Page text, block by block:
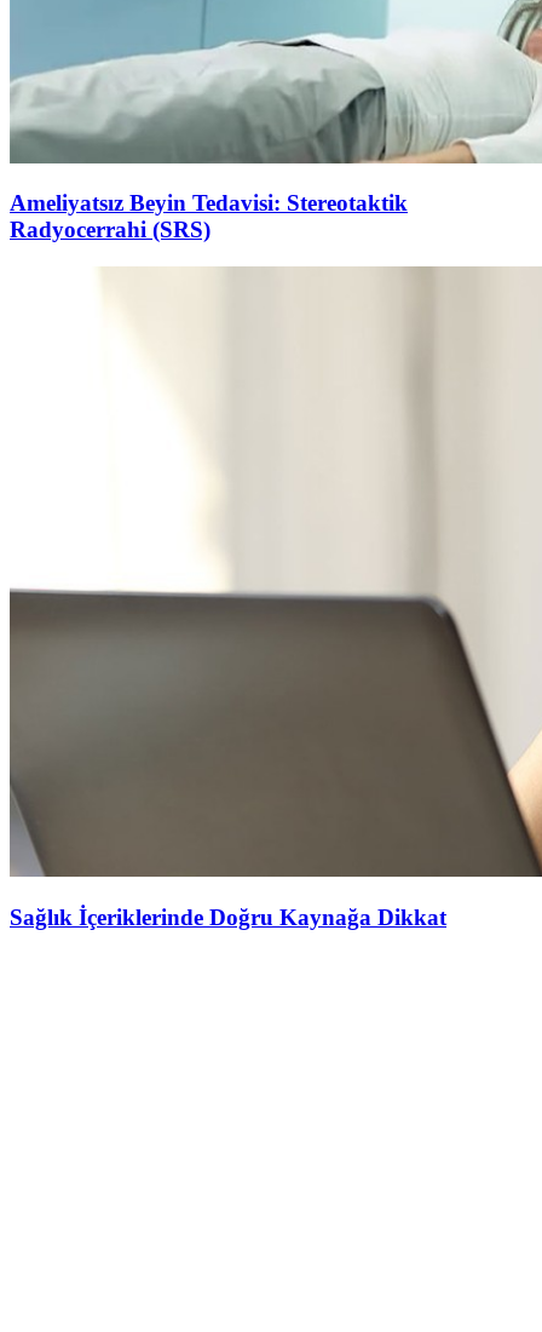
Ameliyatsız Beyin Tedavisi: Stereotaktik
Radyocerrahi (SRS)
Sağlık İçeriklerinde Doğru Kaynağa Dikkat